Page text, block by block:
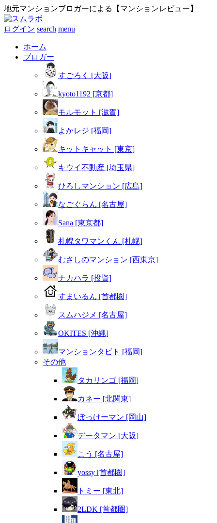
地元マンションブロガーによる【マンションレビュー】
ログイン search menu
ホーム
ブロガー
すごろく [大阪]
kyoto1192 [京都]
モルモット [滋賀]
よかレジ [福岡]
キットキャット [東京]
キウイ不動産 [埼玉県]
ひろしマンション [広島]
なごぐらん [名古屋]
Sana [東京都]
札幌タワマンくん [札幌]
むさしのマンション [西東京]
ナカハラ [投資]
すまいるん [首都圏]
スムハジメ [名古屋]
OKITES [沖縄]
マンションタビト [福岡]
その他
タカリンゴ [福岡]
カネー [北関東]
ぼっけーマン [岡山]
データマン [大阪]
こう [名古屋]
yossy [首都圏]
トミー [東北]
2LDK [首都圏]